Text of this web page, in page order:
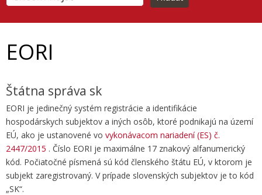
EORI
Štátna správa sk
EORI je jedinečný systém registrácie a identifikácie
hospodárskych subjektov a iných osôb, ktoré podnikajú na území
EÚ, ako je ustanovené vo vykonávacom nariadení (ES) č.
2447/2015 . Číslo EORI je maximálne 17 znakový alfanumerický
kód. Počiatočné písmená sú kód členského štátu EÚ, v ktorom je
subjekt zaregistrovaný. V prípade slovenských subjektov je to kód
„SK“.